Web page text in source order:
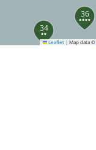
34
36
Leaflet | Map data ©